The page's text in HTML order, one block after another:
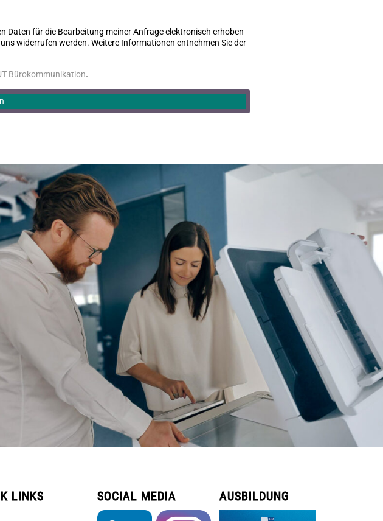
Daten für die Bearbeitung meiner Anfrage elektronisch erhoben
widerrufen werden. Weitere Informationen entnehmen Sie der
Bürokommunikation.
LINKS SOCIAL MEDIA AUSBILDUNG